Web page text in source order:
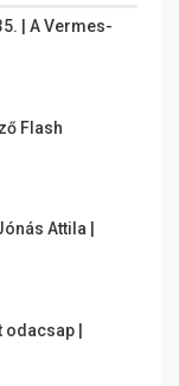
| A Vermes-
Flash
Attila |
|